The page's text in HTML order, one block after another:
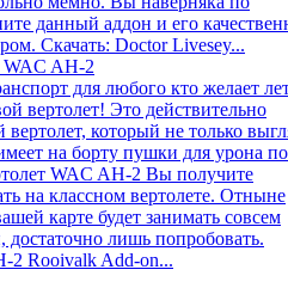
данный аддон и его
Скачать: Doctor Livesey...
WAC AH-2
для любого кто желает
вертолет! Это действительно
который не только
на борту пушки для урона по
WAC AH-2 Вы получите
на классном вертолете. Отныне
карте будет занимать совсем
достаточно лишь попробовать.
2 Rooivalk Add-on...